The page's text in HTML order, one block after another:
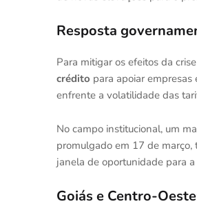
Resposta
Para mitigar os efeitos da
crédito para apoiar
enfrente a volatilidade das
No campo institucional, um
promulgado em 17 de março,
janela de oportunidade para
Goiás e Centro-